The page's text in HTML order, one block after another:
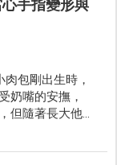
手指變形與
包剛出生時，
奶嘴的安撫，
但隨著長大他